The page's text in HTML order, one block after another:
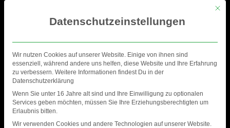
Mit
Datenschutzeinstellungen
Wir nutzen Cookies auf unserer Website. Einige von ihnen sind
essenziell, während andere uns helfen, diese Website und Ihre Erfahrung
zu verbessern. Weitere Informationen findest Du in der
Datenschutzerklärung
Wenn Sie unter 16 Jahre alt sind und Ihre Einwilligung zu optionalen
Services geben möchten, müssen Sie Ihre Erziehungsberechtigten um
Erlaubnis bitten.
Wir verwenden Cookies und andere Technologien auf unserer Website.